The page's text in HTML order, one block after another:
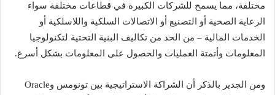
مختلفة، مما يسمح للشركات الكبيرة في قطاعات مختلفة سواء
الرعاية الصحية أو التصنيع أو الاتصالات السلكية واللاسلكية أو
الخدمات المالية – من الحد من تكاليف البنية التحتية لتكنولوجيا
المعلومات وأتمتة العمليات والحصول على المعلومات بشكل أسرع.
ومن الجدير بالذكر أن الشراكة الاستراتيجية بين تونومس وOracle